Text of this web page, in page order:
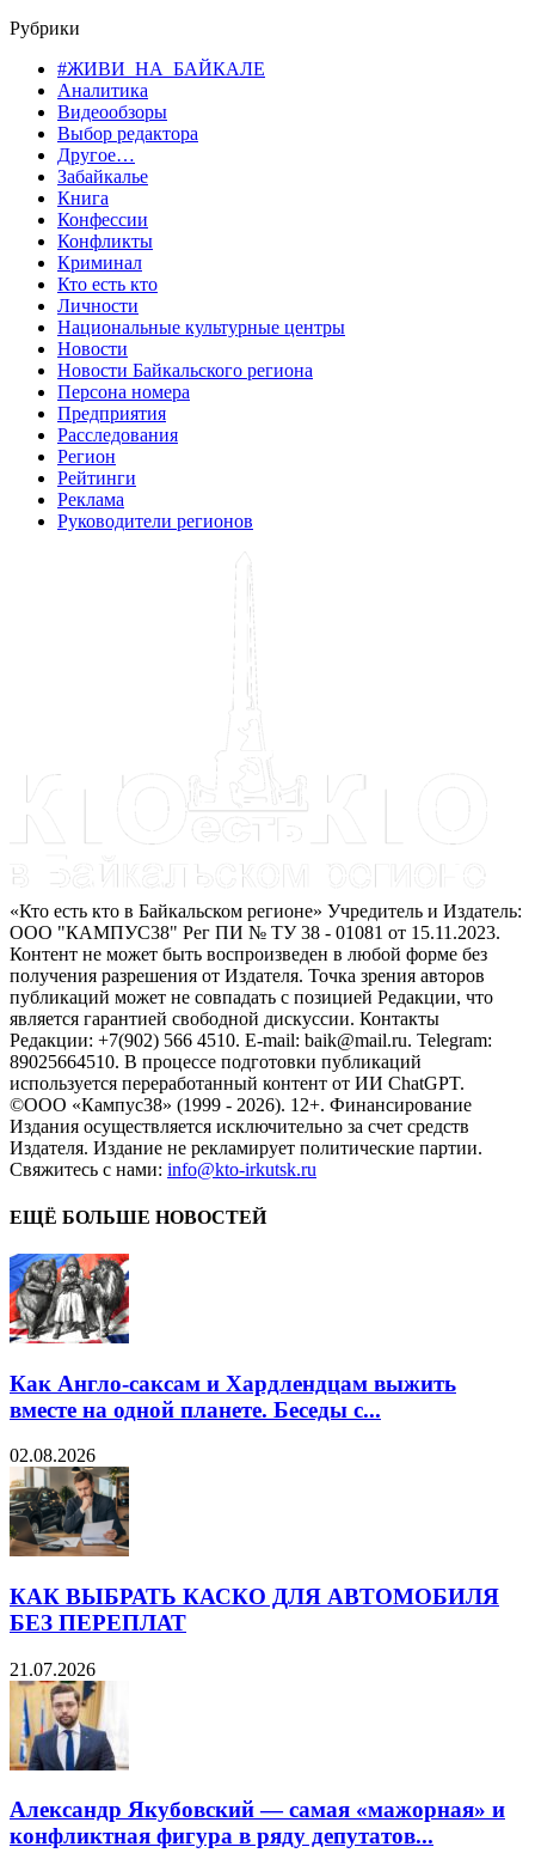
Рубрики
#ЖИВИ_НА_БАЙКАЛЕ
Аналитика
Видеообзоры
Выбор редактора
Другое…
Забайкалье
Книга
Конфессии
Конфликты
Криминал
Кто есть кто
Личности
Национальные культурные центры
Новости
Новости Байкальского региона
Персона номера
Предприятия
Расследования
Регион
Рейтинги
Реклама
Руководители регионов
«Кто есть кто в Байкальском регионе» Учредитель и Издатель:
ООО "КАМПУС38" Рег ПИ № ТУ 38 - 01081 от 15.11.2023.
Контент не может быть воспроизведен в любой форме без
получения разрешения от Издателя. Точка зрения авторов
публикаций может не совпадать с позицией Редакции, что
является гарантией свободной дискуссии. Контакты
Редакции: +7(902) 566 4510. E-mail: baik@mail.ru. Telegram:
89025664510. В процессе подготовки публикаций
используется переработанный контент от ИИ ChatGPT.
©ООО «Кампус38» (1999 - 2026). 12+. Финансирование
Издания осуществляется исключительно за счет средств
Издателя. Издание не рекламирует политические партии.
Свяжитесь с нами: info@kto-irkutsk.ru
ЕЩЁ БОЛЬШЕ НОВОСТЕЙ
Как Англо-саксам и Хардлендцам выжить
вместе на одной планете. Беседы с...
02.08.2026
КАК ВЫБРАТЬ КАСКО ДЛЯ АВТОМОБИЛЯ
БЕЗ ПЕРЕПЛАТ
21.07.2026
Александр Якубовский — самая «мажорная» и
конфликтная фигура в ряду депутатов...